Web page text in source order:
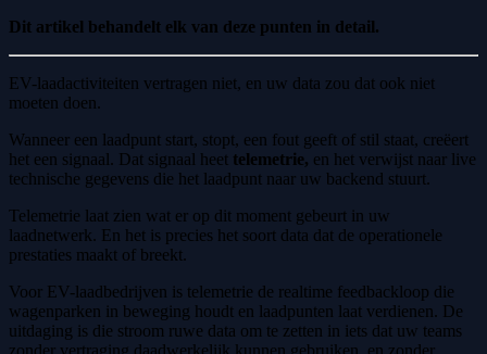
Dit artikel behandelt elk van deze punten in detail.
EV-laadactiviteiten vertragen niet, en uw data zou dat ook niet
moeten doen.
Wanneer een laadpunt start, stopt, een fout geeft of stil staat, creëert
het een signaal. Dat signaal heet telemetrie, en het verwijst naar live
technische gegevens die het laadpunt naar uw backend stuurt.
Telemetrie laat zien wat er op dit moment gebeurt in uw
laadnetwerk. En het is precies het soort data dat de operationele
prestaties maakt of breekt.
Voor EV-laadbedrijven is telemetrie de realtime feedbackloop die
wagenparken in beweging houdt en laadpunten laat verdienen. De
uitdaging is die stroom ruwe data om te zetten in iets dat uw teams
zonder vertraging daadwerkelijk kunnen gebruiken, en zonder